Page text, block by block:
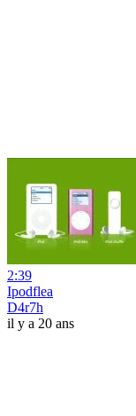
2:39
Ipodflea
D4r7h
il y a 20 ans